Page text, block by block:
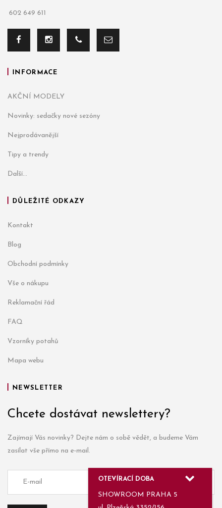
602 649 611
INFORMACE
AKČNÍ MODELY
Novinky: sedačky nové sezóny
Nejprodávanější
Tipy a trendy
Další...
DŮLEŽITÉ ODKAZY
Kontakt
Blog
Obchodní podmínky
Vše o nákupu
Reklamační řád
FAQ
Vzorníky potahů
Mapa webu
NEWSLETTER
Chcete dostávat newslettery?
Zajímají Vás novinky? Dejte nám o sobě vědět, a budeme Vám
zasílat vše přímo na e-mail.
OTEVÍRACÍ DOBA
SHOWROOM PRAHA 5